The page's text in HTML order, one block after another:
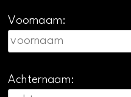
Voornaam:
Achternaam: